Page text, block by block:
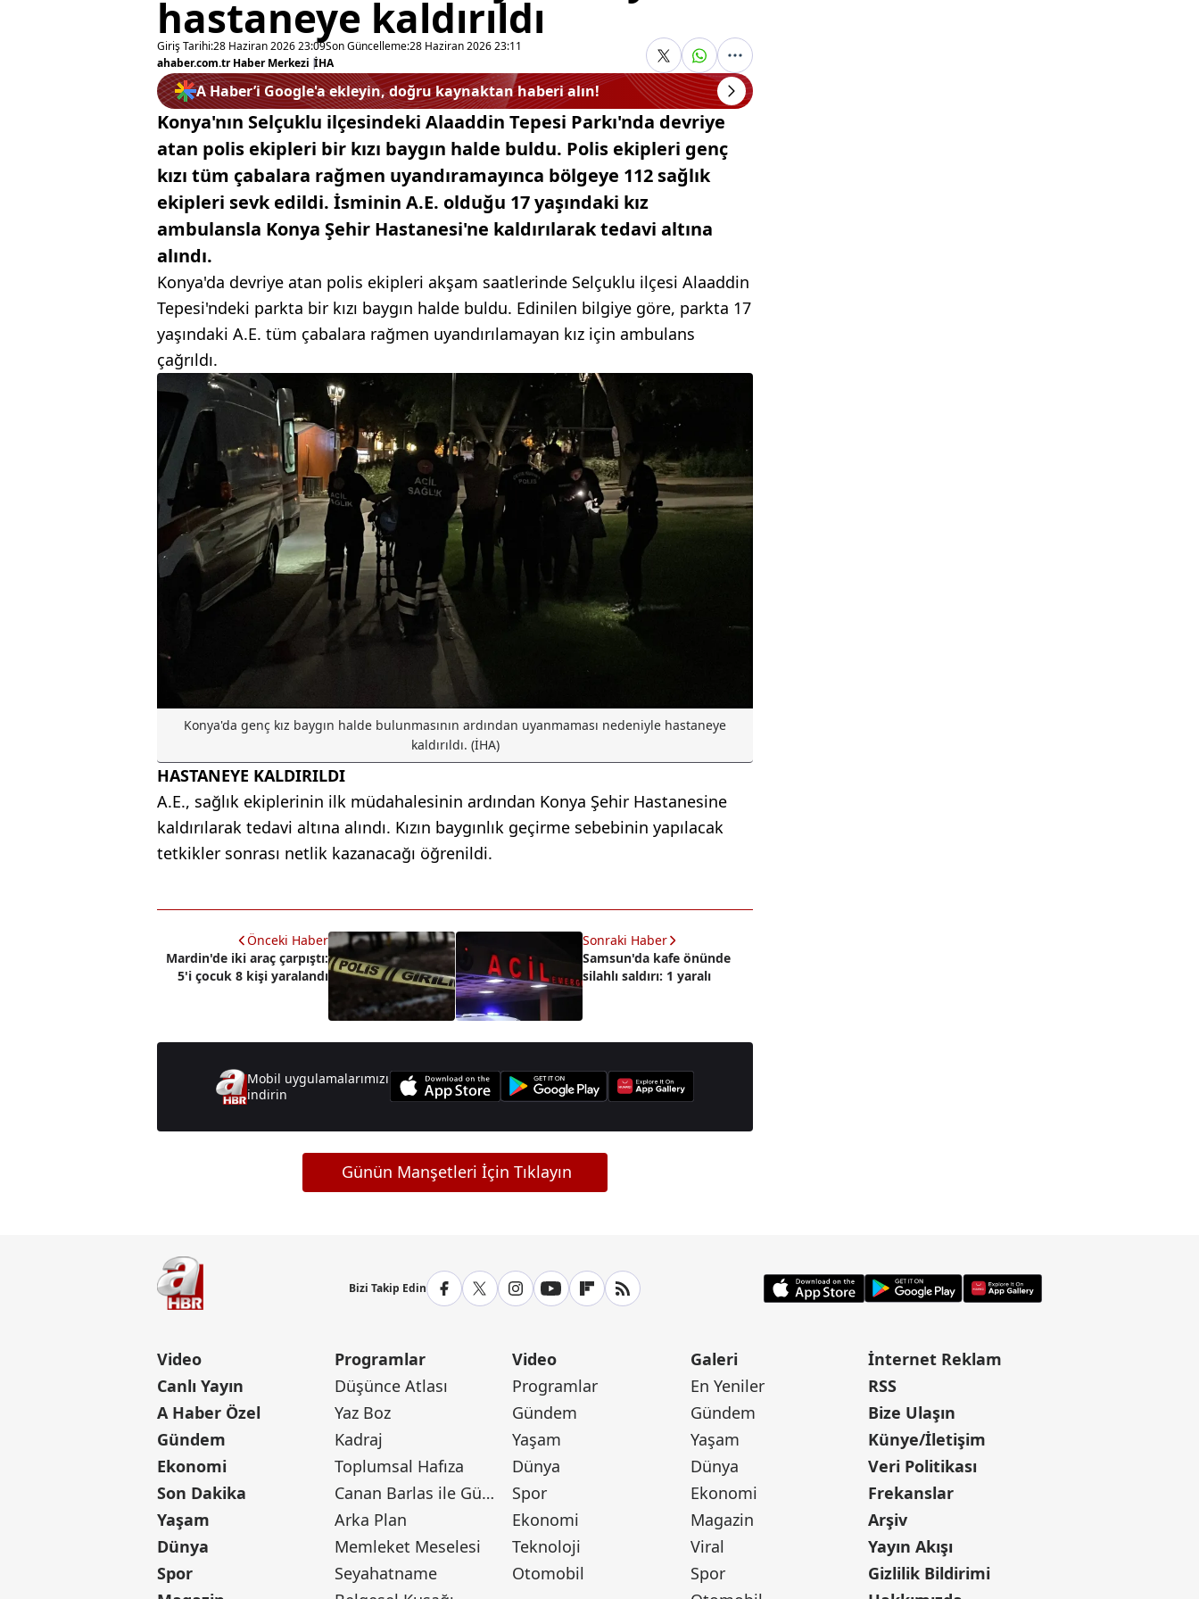
hastaneye kaldırıldı
Giriş Tarihi:28 Haziran 2026 23:09Son Güncelleme:28 Haziran 2026 23:11
ahaber.com.tr Haber Merkezi |İHA
A Haber’i Google'a ekleyin, doğru kaynaktan haberi alın!
Konya'nın Selçuklu ilçesindeki Alaaddin Tepesi Parkı'nda devriye
atan polis ekipleri bir kızı baygın halde buldu. Polis ekipleri genç
kızı tüm çabalara rağmen uyandıramayınca bölgeye 112 sağlık
ekipleri sevk edildi. İsminin A.E. olduğu 17 yaşındaki kız
ambulansla Konya Şehir Hastanesi'ne kaldırılarak tedavi altına
alındı.
Konya'da devriye atan polis ekipleri akşam saatlerinde Selçuklu ilçesi Alaaddin
Tepesi'ndeki parkta bir kızı baygın halde buldu. Edinilen bilgiye göre, parkta 17
yaşındaki A.E. tüm çabalara rağmen uyandırılamayan kız için ambulans
çağrıldı.
Konya'da genç kız baygın halde bulunmasının ardından uyanmaması nedeniyle hastaneye
kaldırıldı. (İHA)
HASTANEYE KALDIRILDI
A.E., sağlık ekiplerinin ilk müdahalesinin ardından Konya Şehir Hastanesine
kaldırılarak tedavi altına alındı. Kızın baygınlık geçirme sebebinin yapılacak
tetkikler sonrası netlik kazanacağı öğrenildi.
Önceki Haber
Mardin'de iki araç çarpıştı:
5'i çocuk 8 kişi yaralandı
Sonraki Haber
Samsun'da kafe önünde
silahlı saldırı: 1 yaralı
Mobil uygulamalarımızı
indirin
Günün Manşetleri İçin Tıklayın
Bizi Takip Edin
Video
Canlı Yayın
A Haber Özel
Gündem
Ekonomi
Son Dakika
Yaşam
Dünya
Spor
Programlar
Düşünce Atlası
Yaz Boz
Kadraj
Toplumsal Hafıza
Canan Barlas ile Gündem
Arka Plan
Memleket Meselesi
Seyahatname
Video
Programlar
Gündem
Yaşam
Dünya
Spor
Ekonomi
Teknoloji
Otomobil
Galeri
En Yeniler
Gündem
Yaşam
Dünya
Ekonomi
Magazin
Viral
Spor
İnternet Reklam
RSS
Bize Ulaşın
Künye/İletişim
Veri Politikası
Frekanslar
Arşiv
Yayın Akışı
Gizlilik Bildirimi